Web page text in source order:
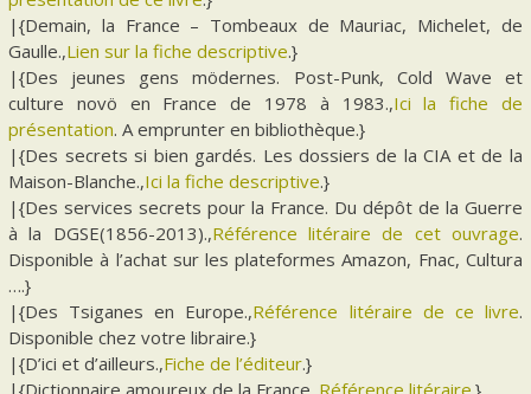
|{Demain, la France – Tombeaux de Mauriac, Michelet, de
Gaulle.,Lien sur la fiche descriptive.}
|{Des jeunes gens mödernes. Post-Punk, Cold Wave et
culture novö en France de 1978 à 1983.,Ici la fiche de
présentation. A emprunter en bibliothèque.}
|{Des secrets si bien gardés. Les dossiers de la CIA et de la
Maison-Blanche.,Ici la fiche descriptive.}
|{Des services secrets pour la France. Du dépôt de la Guerre
à la DGSE(1856-2013).,Référence litéraire de cet ouvrage.
Disponible à l’achat sur les plateformes Amazon, Fnac, Cultura
….}
|{Des Tsiganes en Europe.,Référence litéraire de ce livre.
Disponible chez votre libraire.}
|{D’ici et d’ailleurs.,Fiche de l’éditeur.}